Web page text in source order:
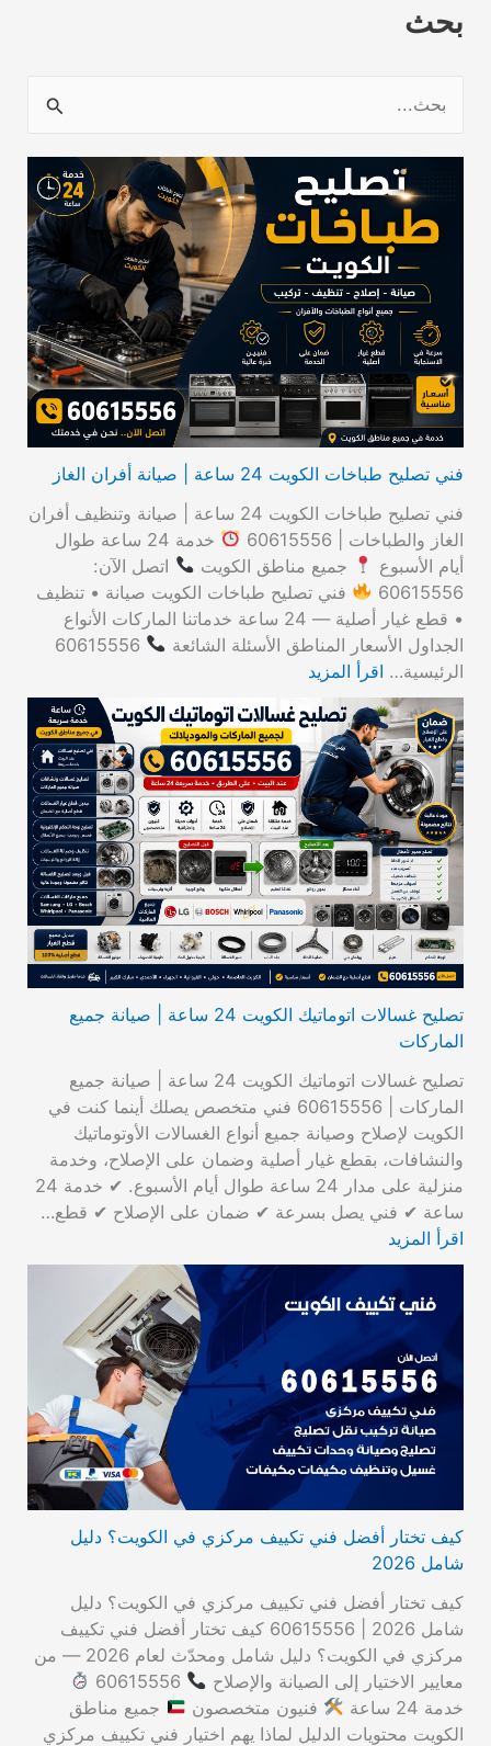
بحث
فني تصليح طباخات الكويت 24 ساعة | صيانة أفران الغاز
فني تصليح طباخات الكويت 24 ساعة | صيانة وتنظيف أفران
الغاز والطباخات | 60615556
خدمة 24 ساعة طوال
أيام الأسبوع
جميع مناطق الكويت
اتصل الآن:
60615556
فني تصليح طباخات الكويت صيانة • تنظيف
• قطع غيار أصلية — 24 ساعة خدماتنا الماركات الأنواع
الجداول الأسعار المناطق الأسئلة الشائعة
60615556
الرئيسية… اقرأ المزيد
تصليح غسالات اتوماتيك الكويت 24 ساعة | صيانة جميع
الماركات
تصليح غسالات اتوماتيك الكويت 24 ساعة | صيانة جميع
الماركات | 60615556 فني متخصص يصلك أينما كنت في
الكويت لإصلاح وصيانة جميع أنواع الغسالات الأوتوماتيك
والنشافات، بقطع غيار أصلية وضمان على الإصلاح، وخدمة
منزلية على مدار 24 ساعة طوال أيام الأسبوع. ✔ خدمة 24
ساعة ✔ فني يصل بسرعة ✔ ضمان على الإصلاح ✔ قطع…
اقرأ المزيد
كيف تختار أفضل فني تكييف مركزي في الكويت؟ دليل
شامل 2026
كيف تختار أفضل فني تكييف مركزي في الكويت؟ دليل
شامل 2026 | 60615556 كيف تختار أفضل فني تكييف
مركزي في الكويت؟ دليل شامل ومحدّث لعام 2026 — من
معايير الاختيار إلى الصيانة والإصلاح
خدمة 24 ساعة
فنيون متخصصون
جميع مناطق
الكويت محتويات الدليل لماذا يهم اختيار فني تكييف مركزي